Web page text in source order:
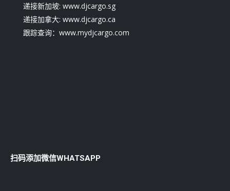
递接新加坡: www.djcargo.sg
递接加拿大: www.djcargo.ca
跟踪查询：www.mydjcargo.com